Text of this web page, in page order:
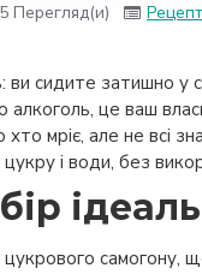
Перегляд(и)
ви сидите затишно у
алкоголь, це ваш
хто мріє, але не всі
цукру і води, без
цукрового самогону,